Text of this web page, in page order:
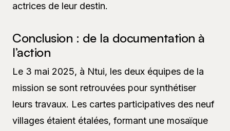
actrices de leur destin.
Conclusion : de la documentation à
l’action
Le 3 mai 2025, à Ntui, les deux équipes de la
mission se sont retrouvées pour synthétiser
leurs travaux. Les cartes participatives des neuf
villages étaient étalées, formant une mosaïque